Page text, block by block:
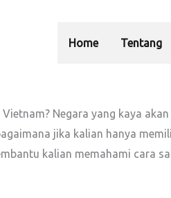
Home Tentang
Negara yang kaya
jika kalian hanya
kalian memahami cara